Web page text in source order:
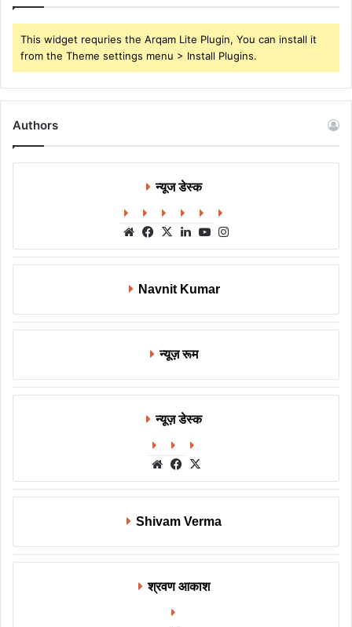
This widget requries the Arqam Lite Plugin, You can install it
from the Theme settings menu > Install Plugins.
Authors
न्यूज डेस्क
WebsiteFacebook
X LinkedInYouTube
Navnit Kumar
न्यूज़ रूम
न्यूज़ डेस्क
WebsiteFacebook
Shivam Verma
श्रवण आकाश